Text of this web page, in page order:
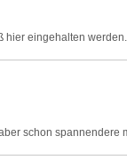
eingehalten
schon